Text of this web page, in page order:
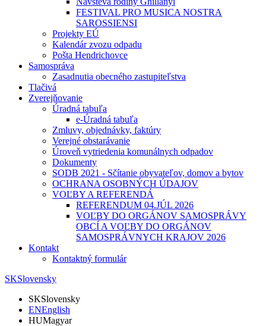
FESTIVAL PRO MUSICA NOSTRA
SAROSSIENSI
Projekty EÚ
Kalendár zvozu odpadu
Pošta Hendrichovce
Samospráva
Zasadnutia obecného zastupiteľstva
Tlačivá
Zverejňovanie
Úradná tabuľa
e-Úradná tabuľa
Zmluvy, objednávky, faktúry
Verejné obstarávanie
Úroveň vytriedenia komunálnych odpadov
Dokumenty
SODB 2021 - Sčítanie obyvateľov, domov a bytov
OCHRANA OSOBNÝCH ÚDAJOV
VOĽBY A REFERENDÁ
REFERENDUM 04.JÚL 2026
VOĽBY DO ORGÁNOV SAMOSPRÁVY
OBCÍ A VOĽBY DO ORGÁNOV
SAMOSPRÁVNYCH KRAJOV 2026
Kontakt
Kontaktný formulár
SKSlovensky
SKSlovensky
ENEnglish
HUMagyar